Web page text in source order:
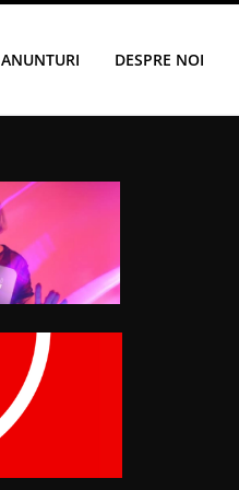
ANUNTURI DESPRE NOI